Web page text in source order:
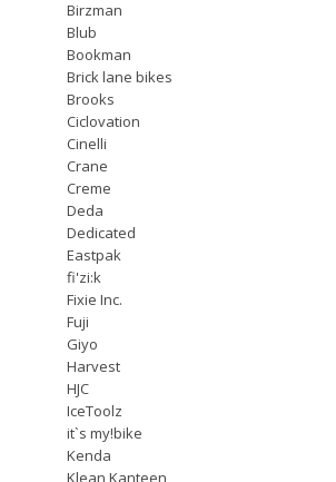
Birzman
Blub
Bookman
Brick lane bikes
Brooks
Ciclovation
Cinelli
Crane
Creme
Deda
Dedicated
Eastpak
fi'zi:k
Fixie Inc.
Fuji
Giyo
Harvest
HJC
IceToolz
it`s my!bike
Kenda
Klean Kanteen